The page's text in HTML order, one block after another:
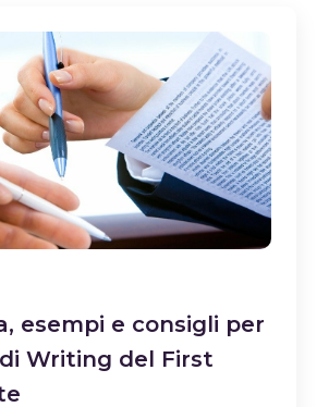
esempi e consigli per
Writing del First